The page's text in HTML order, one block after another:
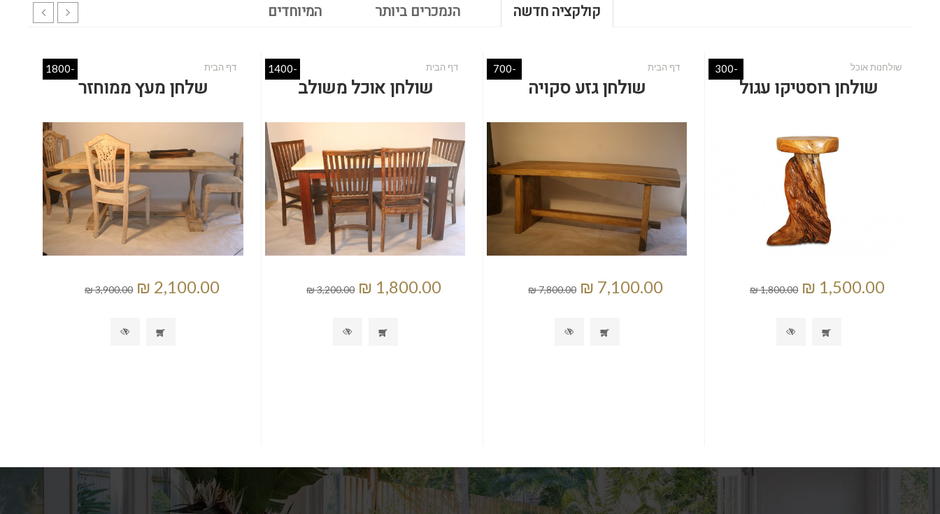
קולקציה חדשה הנמכרים ביותר המיוחדים
דף הבית
שלחן מעץ ממוחזר
-1800
‏2,100.00 ₪
‏3,900.00 ₪
דף הבית
שולחן אוכל משולב
-1400 דף הבית
שולחן גזע סקויה
-700 שולחנות אוכל
שולחן רוסטיקו עגול
-300